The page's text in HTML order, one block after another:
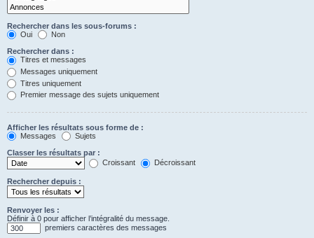
Rechercher dans les sous-forums :
Oui
Non
Rechercher dans :
Titres et messages
Messages uniquement
Titres uniquement
Premier message des sujets uniquement
Afficher les résultats sous forme de :
Messages
Sujets
Classer les résultats par :
Croissant
Décroissant
Rechercher depuis :
Renvoyer les :
Définir à 0 pour afficher l’intégralité du message.
premiers caractères des messages